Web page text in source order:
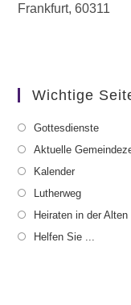
Frankfurt,60311
Wichtige
Gottesdienste
Aktuelle
Kalender
Lutherweg
Heiraten in der
Helfen Sie ...